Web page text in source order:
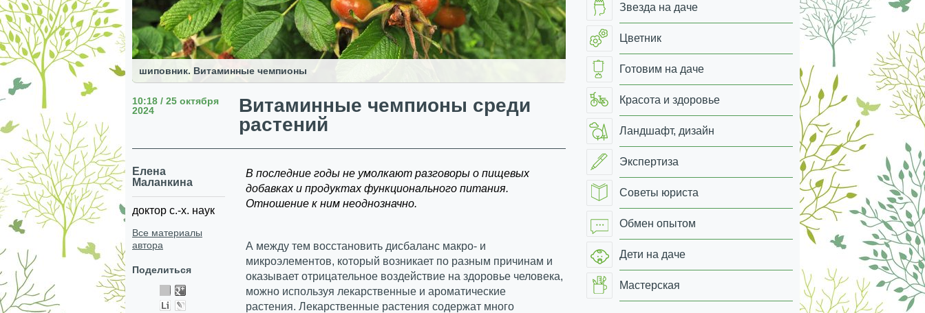
шиповник. Витаминные чемпионы
10:18 / 25 октября
2024
Витаминные чемпионы среди
растений
Елена
Маланкина
доктор с.-х. наук
Все материалы
автора
Поделиться
В последние годы не умолкают разговоры о пищевых
добавках и продуктах функционального питания.
Отношение к ним неоднозначно.
А между тем восстановить дисбаланс макро- и
микроэлементов, который возникает по разным причинам и
оказывает отрицательное воздействие на здоровье человека,
можно используя лекарственные и ароматические
растения. Лекарственные растения содержат много
Звезда на даче
Цветник
Готовим на даче
Красота и здоровье
Ландшафт, дизайн
Экспертиза
Советы юриста
Обмен опытом
Дети на даче
Мастерская